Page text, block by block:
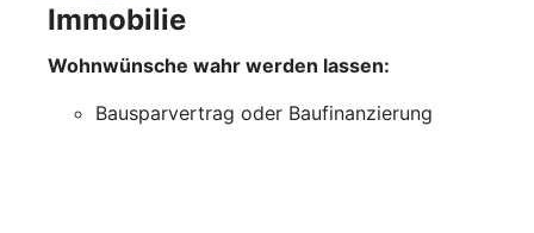
Immobilie
Wohnwünsche wahr werden lassen:
Bausparvertrag oder Baufinanzierung